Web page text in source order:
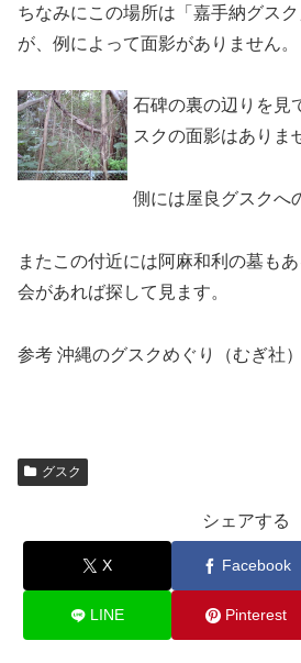
ちなみにこの場所は「嘉手納グス
が、例によって面影がありません。
石碑の裏の辺りを見
スクの面影はありま
側には屋良グスクへ
またこの付近には阿麻和利の墓も
会があれば探して見ます。
参考 沖縄のグスクめぐり（むぎ社）
グスク
シェアする
X Facebook
LINE Pinterest